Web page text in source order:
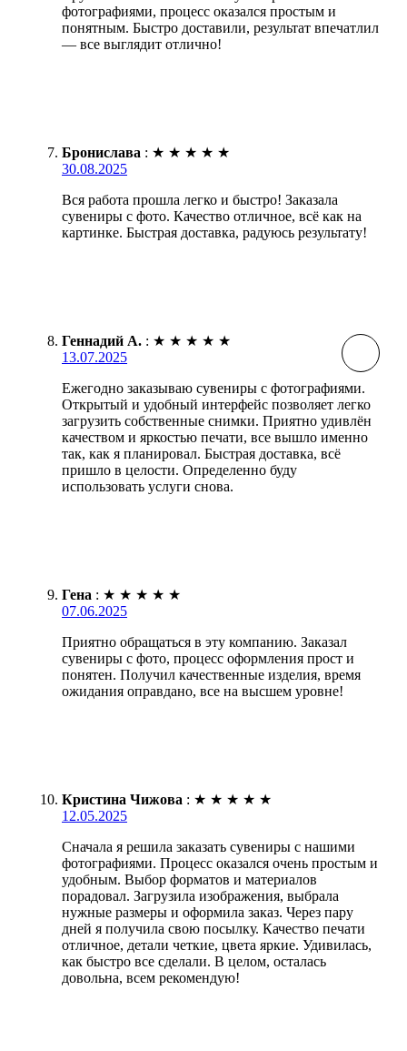
фотографиями, процесс оказался простым и
понятным. Быстро доставили, результат впечатлил
— все выглядит отлично!
Бронислава : ★ ★ ★ ★ ★
30.08.2025
Вся работа прошла легко и быстро! Заказала
сувениры с фото. Качество отличное, всё как на
картинке. Быстрая доставка, радуюсь результату!
Геннадий А. : ★ ★ ★ ★ ★
13.07.2025
Ежегодно заказываю сувениры с фотографиями.
Открытый и удобный интерфейс позволяет легко
загрузить собственные снимки. Приятно удивлён
качеством и яркостью печати, все вышло именно
так, как я планировал. Быстрая доставка, всё
пришло в целости. Определенно буду
использовать услуги снова.
Гена : ★ ★ ★ ★ ★
07.06.2025
Приятно обращаться в эту компанию. Заказал
сувениры с фото, процесс оформления прост и
понятен. Получил качественные изделия, время
ожидания оправдано, все на высшем уровне!
Кристина Чижова : ★ ★ ★ ★ ★
12.05.2025
Сначала я решила заказать сувениры с нашими
фотографиями. Процесс оказался очень простым и
удобным. Выбор форматов и материалов
порадовал. Загрузила изображения, выбрала
нужные размеры и оформила заказ. Через пару
дней я получила свою посылку. Качество печати
отличное, детали четкие, цвета яркие. Удивилась,
как быстро все сделали. В целом, осталась
довольна, всем рекомендую!